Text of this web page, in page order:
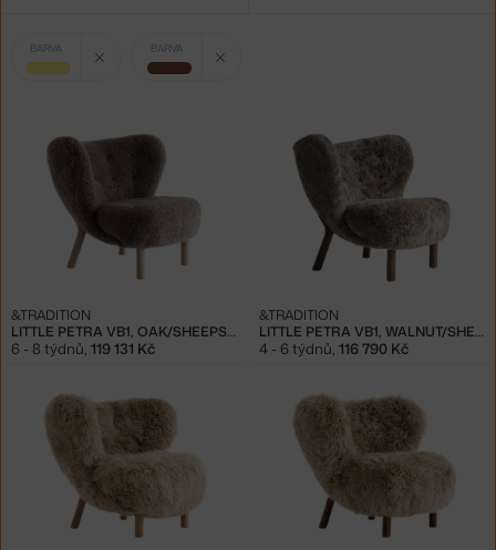
Vybrané
filtry:
BARVA
žlutá
BARVA
hnědá
LITTLE PETRA VB1, OAK/SHEEPSKIN SAHARA
&TRADITION
6 - 8 týdnů 119 131 Kč
LITTLE PETRA VB1, WALNUT/SHEEPSKIN SAHARA
&TRADITION
4 - 6 týdnů 116 790 Kč